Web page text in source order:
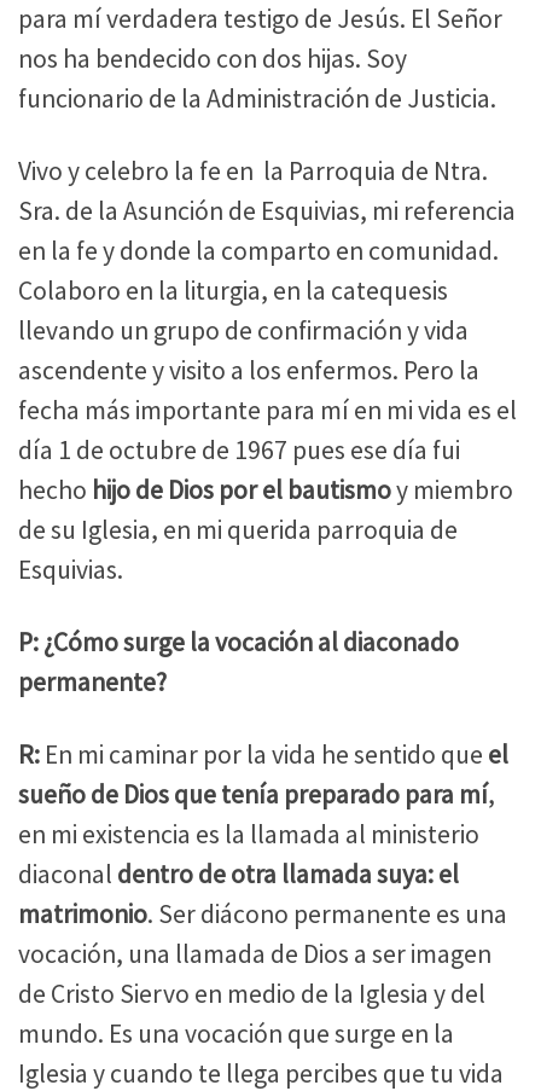
para mí verdadera testigo de Jesús. El Señor
nos ha bendecido con dos hijas. Soy
funcionario de la Administración de Justicia.
Vivo y celebro la fe en la Parroquia de Ntra.
Sra. de la Asunción de Esquivias, mi referencia
en la fe y donde la comparto en comunidad.
Colaboro en la liturgia, en la catequesis
llevando un grupo de confirmación y vida
ascendente y visito a los enfermos. Pero la
fecha más importante para mí en mi vida es el
día 1 de octubre de 1967 pues ese día fui
hecho hijo de Dios por el bautismoy miembro
de su Iglesia, en mi querida parroquia de
Esquivias.
P: ¿Cómo surge la vocación al diaconado
permanente?
R: En mi caminar por la vida he sentido que el
sueño de Dios que tenía preparado para mí,
en mi existencia es la llamada al ministerio
diaconal dentro de otra llamada suya: el
matrimonio. Ser diácono permanente es una
vocación, una llamada de Dios a ser imagen
de Cristo Siervo en medio de la Iglesia y del
mundo. Es una vocación que surge en la
Iglesia y cuando te llega percibes que tu vida